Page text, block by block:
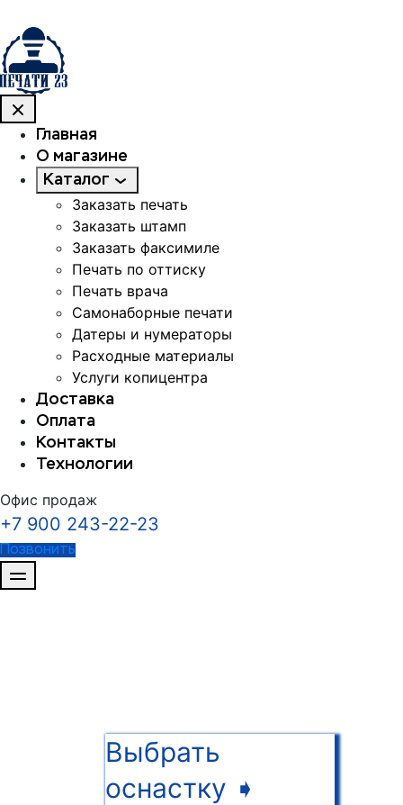
Главная
О магазине
Каталог
Заказать печать
Заказать штамп
Заказать факсимиле
Печать по оттиску
Печать врача
Самонаборные печати
Датеры и нумераторы
Расходные материалы
Услуги копицентра
Доставка
Оплата
Контакты
Технологии
Офис продаж
+7 900 243-22-23
Позвонить
Выбрать
оснастку ➧